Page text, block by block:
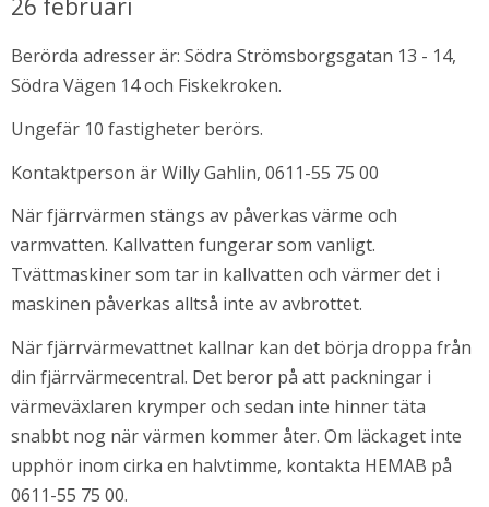
i nytt fönster.
26 februari
Berörda adresser är: Södra Strömsborgsgatan 13 - 14,
Södra Vägen 14 och Fiskekroken.
Ungefär 10 fastigheter berörs.
Kontaktperson är Willy Gahlin, 0611-55 75 00
När fjärrvärmen stängs av påverkas värme och
varmvatten. Kallvatten fungerar som vanligt.
Tvättmaskiner som tar in kallvatten och värmer det i
maskinen påverkas alltså inte av avbrottet.
När fjärrvärmevattnet kallnar kan det börja droppa från
din fjärrvärmecentral. Det beror på att packningar i
värmeväxlaren krymper och sedan inte hinner täta
snabbt nog när värmen kommer åter. Om läckaget inte
upphör inom cirka en halvtimme, kontakta HEMAB på
0611-55 75 00.